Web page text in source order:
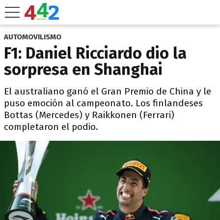
AUTOMOVILISMO
F1: Daniel Ricciardo dio la
sorpresa en Shanghai
El australiano ganó el Gran Premio de China y le
puso emoción al campeonato. Los finlandeses
Bottas (Mercedes) y Raikkonen (Ferrari)
completaron el podio.